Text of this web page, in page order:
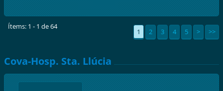
Ítems: 1 - 1 de 64
1 2 3 4 5 > >>
Cova-Hosp. Sta. Llúcia